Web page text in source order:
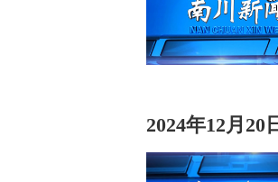
2024年12月20